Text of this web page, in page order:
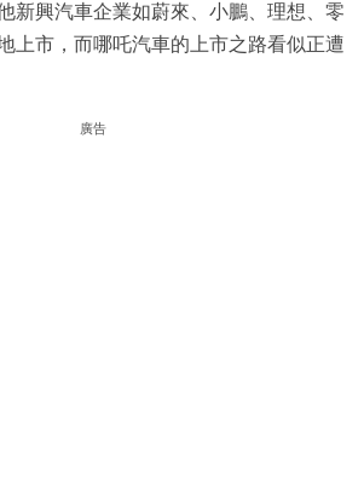
新興汽車企業如蔚來、小鵬、理想、零
上市，而哪吒汽車的上市之路看似正遭
廣告